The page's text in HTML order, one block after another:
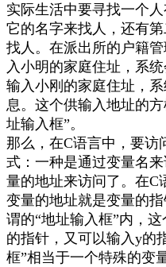
实际生活中要寻找一个
它的名字来找人，还有
找人。在派出所的户籍
入小明的家庭住址，系
输入小刚的家庭住址，
息。这个供输入地址的
址输入框”。
那么，在C语言中，要访
式：一种是通过变量名
量的地址来访问了。在C
变量的地址就是变量的
谓的“地址输入框”内，
的指针，又可以输入 y的
框”相当于一个特殊的变